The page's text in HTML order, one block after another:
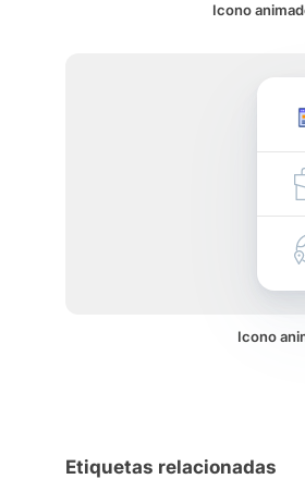
Icono
Icono
Etiquetas relacionadas